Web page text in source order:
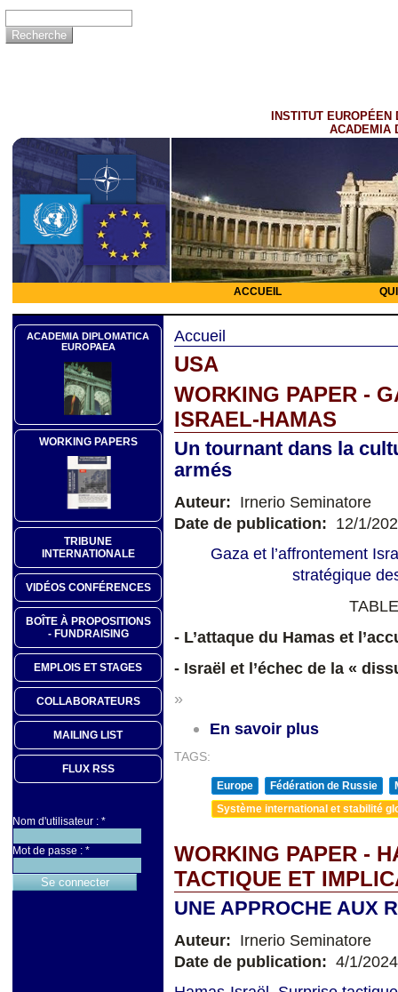
INSTITUT EUROPÉEN
ACADEMIA
ACCUEIL
ACADEMIA DIPLOMATICA
EUROPAEA
WORKING PAPERS
TRIBUNE
INTERNATIONALE
VIDÉOS CONFÉRENCES
BOÎTE À PROPOSITIONS
- FUNDRAISING
EMPLOIS ET STAGES
COLLABORATEURS
MAILING LIST
FLUX RSS
Nom d'utilisateur : *
Mot de passe : *
Accueil
USA
WORKING PAPER -
ISRAEL-HAMAS
Un tournant dans la
armés
Auteur: Irnerio Seminatore
Date de publication: 12/1/
Gaza et l’affrontement
stratégique
- L’attaque du Hamas et
- Israël et l’échec de la «
»
En savoir plus
TAGS:
Europe Fédération de Russie
Système international et stabilité
WORKING PAPER -
TACTIQUE ET
UNE APPROCHE AUX
Auteur: Irnerio Seminatore
Date de publication: 4/1/2024